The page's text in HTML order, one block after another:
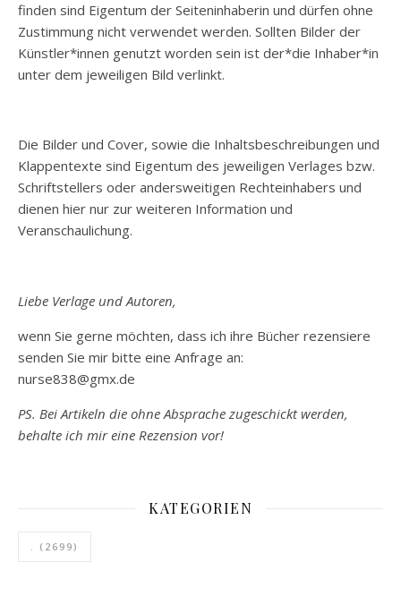
finden sind Eigentum der Seiteninhaberin und dürfen ohne
Zustimmung nicht verwendet werden. Sollten Bilder der
Künstler*innen genutzt worden sein ist der*die Inhaber*in
unter dem jeweiligen Bild verlinkt.
Die Bilder und Cover, sowie die Inhaltsbeschreibungen und
Klappentexte sind Eigentum des jeweiligen Verlages bzw.
Schriftstellers oder andersweitigen Rechteinhabers und
dienen hier nur zur weiteren Information und
Veranschaulichung.
Liebe Verlage und Autoren,
wenn Sie gerne möchten, dass ich ihre Bücher rezensiere
senden Sie mir bitte eine Anfrage an:
nurse838@gmx.de
PS. Bei Artikeln die ohne Absprache zugeschickt werden,
behalte ich mir eine Rezension vor!
KATEGORIEN
. (2699)